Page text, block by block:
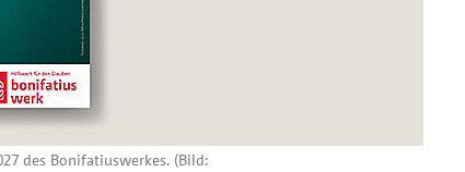
des Bonifatiuswerkes. (Bild: